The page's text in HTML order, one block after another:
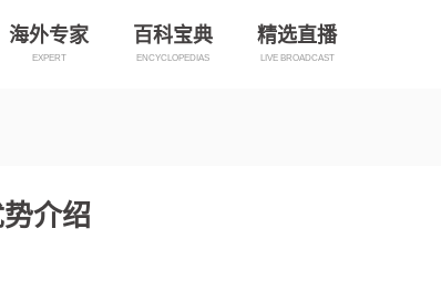
海外专家
EXPERT
百科宝典
ENCYCLOPEDIAS
精选直播
LIVE BROADCAST
介绍